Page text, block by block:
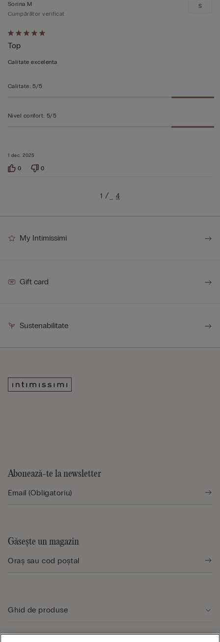
Evaluat
5
din
1 dec. 2025
Sorina M
Cumpărător verificat
Top
Calitate excelenta
S
Calitate: 5/5
Nivel confort: 5/5
0 0
1 … 4
My Intimissimi
Gift card
Sustenabilitate
Abonează-te la newsletter
Găsește un magazin
Ghid de produse